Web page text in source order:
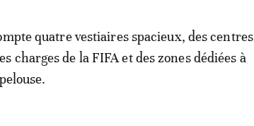
quatre vestiaires spacieux, des centres
charges de la FIFA et des zones dédiées à